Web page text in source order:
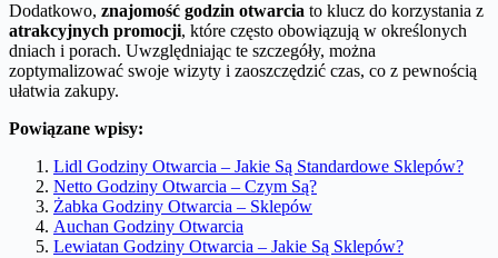
Dodatkowo, znajomość godzin otwarcia to klucz do korzystania z
atrakcyjnych promocji, które często obowiązują w określonych
dniach i porach. Uwzględniając te szczegóły, można
zoptymalizować swoje wizyty i zaoszczędzić czas, co z pewnością
ułatwia zakupy.
Powiązane wpisy:
Lidl Godziny Otwarcia – Jakie Są Standardowe Sklepów?
Netto Godziny Otwarcia – Czym Są?
Żabka Godziny Otwarcia – Sklepów
Auchan Godziny Otwarcia
Lewiatan Godziny Otwarcia – Jakie Są Sklepów?